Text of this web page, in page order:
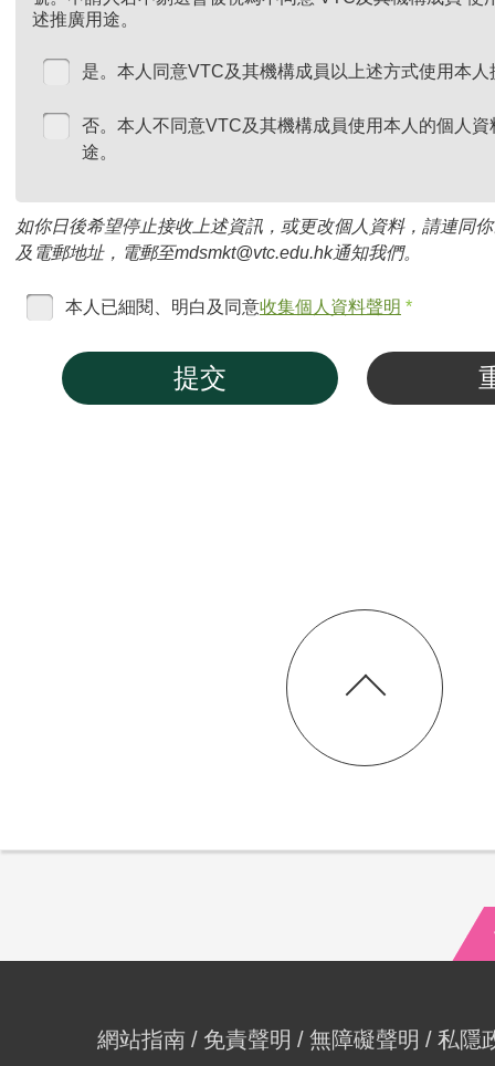
述推廣用途。
是。本人同意VTC及其機構成員以上述方式使用本
否。本人不同意VTC及其機構成員使用本人的個人
途。
如你日後希望停止接收上述資訊，或更改個人資料，請連同
及電郵地址，電郵至mdsmkt@vtc.edu.hk通知我們。
本人已細閱、明白及同意收集個人資料聲明 *
提交
網站指南 免責聲明 無障礙聲明
私隱